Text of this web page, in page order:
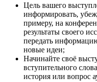
Цель вашего
информировать,
примеру, на
результаты своего
передать
новые идеи;
Начинайте своё
вступительного
история или вопрос